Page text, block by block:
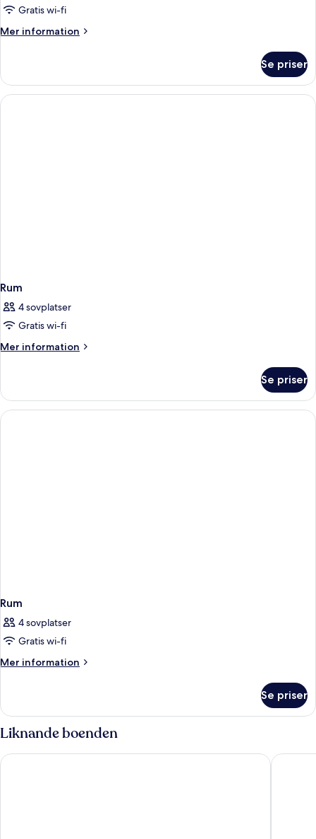
Gratis wi-fi
Mer information
Mer
Se priser
Rum
4 sovplatser
Gratis wi-fi
Mer information
Mer
Se priser
Rum
4 sovplatser
Gratis wi-fi
Mer information
Mer
Se priser
Liknande boenden
Hotel Holiday La